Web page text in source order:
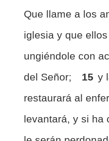
Que llame a los
iglesia y que
ungiéndole con
del Señor;
15 y
restaurará al
levantará, y si ha